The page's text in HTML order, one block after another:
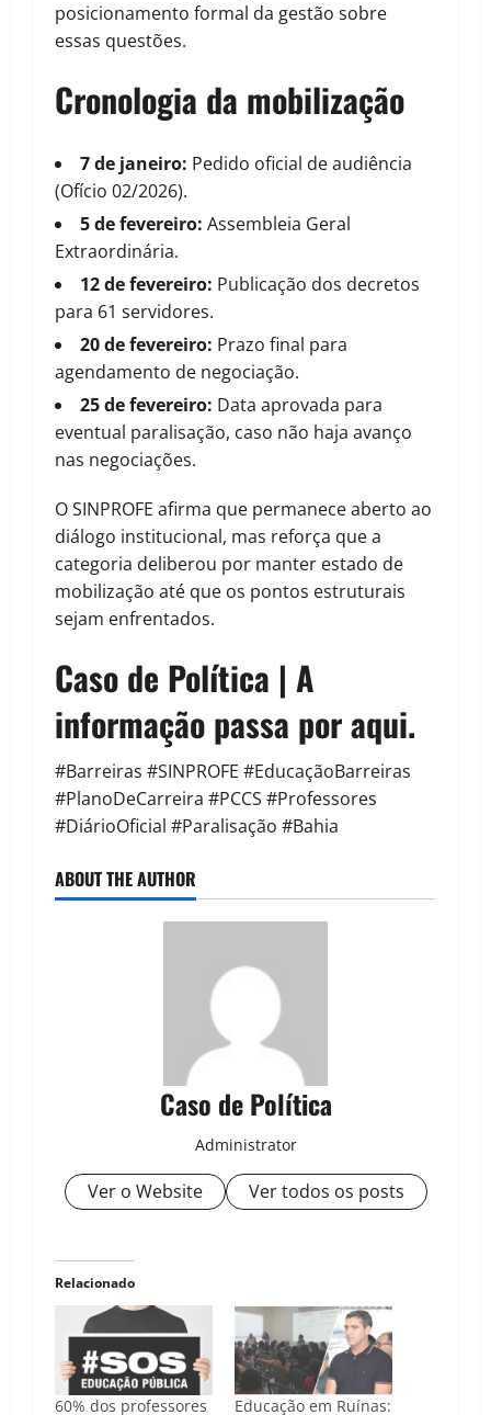
posicionamento formal da gestão sobre
essas questões.
Cronologia da mobilização
7 de janeiro: Pedido oficial de audiência
(Ofício 02/2026).
5 de fevereiro: Assembleia Geral
Extraordinária.
12 de fevereiro: Publicação dos decretos
para 61 servidores.
20 de fevereiro: Prazo final para
agendamento de negociação.
25 de fevereiro: Data aprovada para
eventual paralisação, caso não haja avanço
nas negociações.
O SINPROFE afirma que permanece aberto ao
diálogo institucional, mas reforça que a
categoria deliberou por manter estado de
mobilização até que os pontos estruturais
sejam enfrentados.
Caso de Política | A
informação passa por aqui.
#Barreiras #SINPROFE #EducaçãoBarreiras
#PlanoDeCarreira #PCCS #Professores
#DiárioOficial #Paralisação #Bahia
ABOUT THE AUTHOR
Caso de Política
Administrator
Ver o Website Ver todos os posts
Relacionado
60% dos professores Educação em Ruínas: